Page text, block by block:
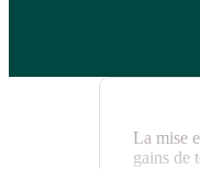
La mise
gains de